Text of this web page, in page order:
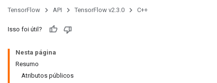
TensorFlow API TensorFlow v2.3.0 C++
Isso foi útil?
Nesta página
Resumo
Atributos públicos